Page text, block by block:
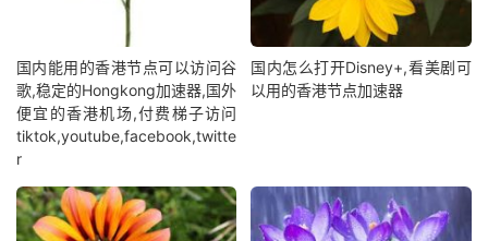
国内能用的香港节点可以访问谷
歌,稳定的Hongkong加速器,国外
便宜的香港机场,付费梯子访问
tiktok,youtube,facebook,twitte
r
国内怎么打开Disney+,看美剧可
以用的香港节点加速器